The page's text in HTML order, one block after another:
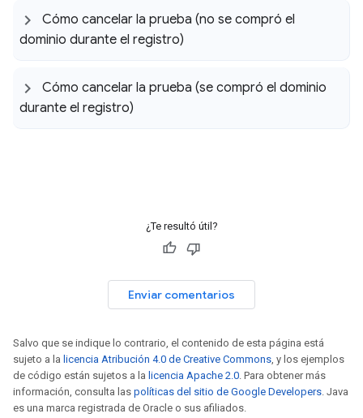
Cómo cancelar la prueba (no se compró el
dominio durante el registro)
Cómo cancelar la prueba (se compró el dominio
durante el registro)
¿Te resultó útil?
Enviar comentarios
Salvo que se indique lo contrario, el contenido de esta página está
sujeto a la licencia Atribución 4.0 de Creative Commons , y los ejemplos
de código están sujetos a la licencia Apache 2.0 . Para obtener más
información, consulta las políticas del sitio de Google Developers . Java
es una marca registrada de Oracle o sus afiliados.